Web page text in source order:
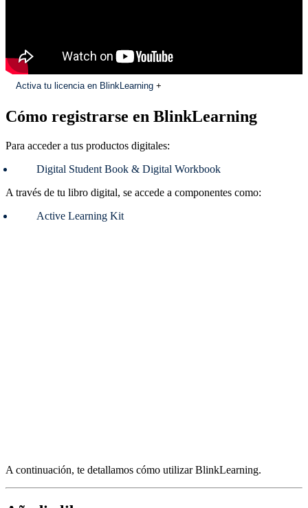
Activa tu licencia en BlinkLearning +
Cómo registrarse en BlinkLearning
Para acceder a tus productos digitales:
Digital Student Book & Digital Workbook
A través de tu libro digital, se accede a componentes como:
Active Learning Kit
A continuación, te detallamos cómo utilizar BlinkLearning.